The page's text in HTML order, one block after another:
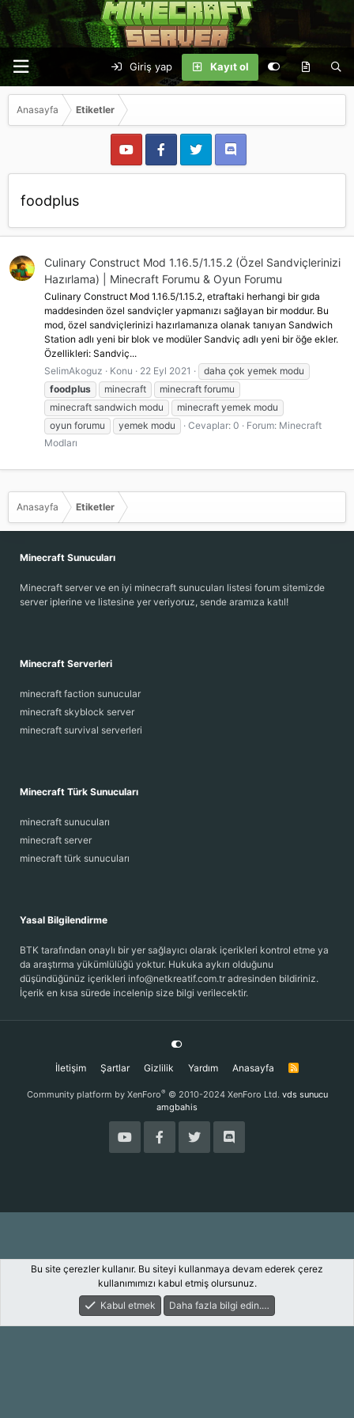
Giriş yap Kayıt ol
Anasayfa Etiketler
foodplus
Culinary Construct Mod 1.16.5/1.15.2 (Özel Sandviçlerinizi
Hazırlama) | Minecraft Forumu & Oyun Forumu
Culinary Construct Mod 1.16.5/1.15.2, etraftaki herhangi bir gıda
maddesinden özel sandviçler yapmanızı sağlayan bir moddur. Bu
mod, özel sandviçlerinizi hazırlamanıza olanak tanıyan Sandwich
Station adlı yeni bir blok ve modüler Sandviç adlı yeni bir öğe ekler.
Özellikleri: Sandviç...
SelimAkoguz
Konu 22 Eyl 2021
daha çok yemek modu
foodplus
minecraft
minecraft forumu
minecraft sandwich modu
minecraft yemek modu
oyun forumu
yemek modu Cevaplar: 0 Forum: Minecraft
Modları
Anasayfa Etiketler
Minecraft Sunucuları
Minecraft server ve en iyi minecraft sunucuları listesi forum sitemizde
server iplerine ve listesine yer veriyoruz, sende aramıza katıl!
Minecraft Serverleri
minecraft faction sunucular
minecraft skyblock server
minecraft survival serverleri
Minecraft Türk Sunucuları
minecraft sunucuları
minecraft server
minecraft türk sunucuları
Yasal Bilgilendirme
BTK tarafından onaylı bir yer sağlayıcı olarak içerikleri kontrol etme ya
da araştırma yükümlülüğü yoktur. Hukuka aykırı olduğunu
düşündüğünüz içerikleri info@netkreatif.com.tr adresinden bildiriniz.
İçerik en kısa sürede incelenip size bilgi verilecektir.
İletişim Şartlar Gizlilik Yardım Anasayfa
R
Community platform by XenForo® © 2010-2024 XenForo Ltd. vds sunucu
amgbahis
Keşfet Giriş Yap Kayıt Ol
Bu site çerezler kullanır. Bu siteyi kullanmaya devam ederek çerez
kullanımımızı kabul etmiş olursunuz.
Kabul etmek
Daha fazla bilgi edin.…